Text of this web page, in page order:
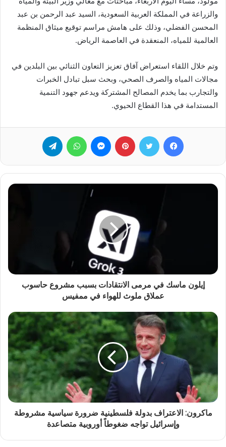
والزراعة في المملكة العربية السعودية، السيد عبد الرحمن بن عبد
المحسن الفضلي، وذلك على هامش مراسم توقيع ميثاق المنظمة
العالمية للمياه، المنعقدة في العاصمة الرياض.
وتم خلال اللقاء استعراض آفاق تعزيز التعاون الثنائي بين البلدين في
مجالات المياه والصرف الصحي، وبحث سبل تبادل الخبرات
والتجارب بما يخدم المصالح المشتركة ويدعم جهود التنمية
المستدامة في هذا القطاع الحيوي.
فيسبوك تويتر بينتيريست ماسنجر واتساب
إيلون ماسك في مرمى الانتقادات بسبب مشروع حاسوب
عملاق ملوث للهواء في ممفيس
ماكرون: الاعتراف بدولة فلسطينية ضرورة سياسية مشروطة
وإسرائيل تواجه ضغوطاً أوروبية متصاعدة